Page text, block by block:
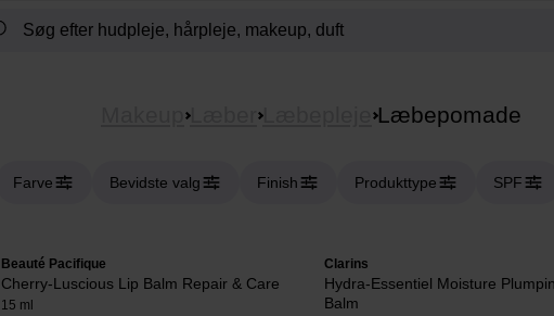
Læber Læbepleje Læbepomade
Farve Bevidste valg Finish Produkttype SPF
Beauté Pacifique
Cherry-Luscious Lip Balm Repair & Care
15 ml
Clarins
Hydra-Essentiel Moisture
Balm